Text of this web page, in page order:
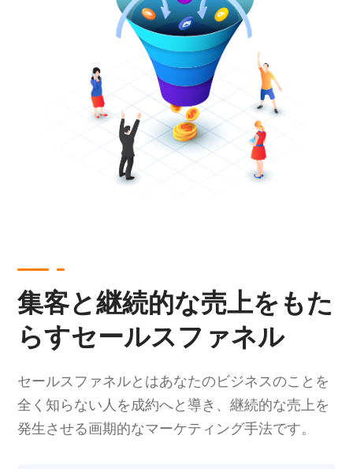
集客と継続的な売上をもた
らすセールスファネル
セールスファネルとはあなたのビジネスのことを
全く知らない人を成約へと導き、継続的な売上を
発生させる画期的なマーケティング手法です。